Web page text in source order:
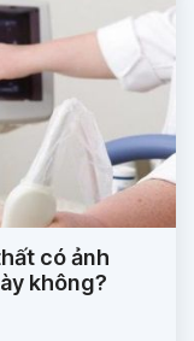
có ảnh
không?